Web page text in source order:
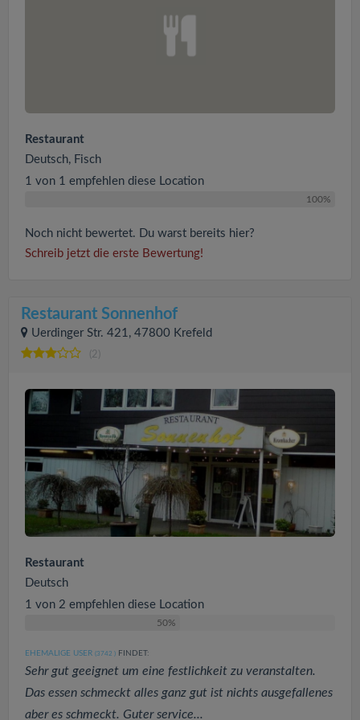
Restaurant
Deutsch, Fisch
1 von 1 empfehlen diese Location
100%
Noch nicht bewertet. Du warst bereits hier?
Schreib jetzt die erste Bewertung!
Restaurant Sonnenhof
Uerdinger Str. 421, 47800 Krefeld
(2)
Restaurant
Deutsch
1 von 2 empfehlen diese Location
50%
EHEMALIGE USER (3742 ) FINDET:
Sehr gut geeignet um eine festlichkeit zu veranstalten.
Das essen schmeckt alles ganz gut ist nichts ausgefallenes
aber es schmeckt. Guter service...